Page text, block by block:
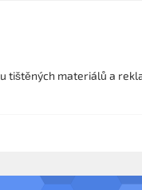
tištěných materiálů a